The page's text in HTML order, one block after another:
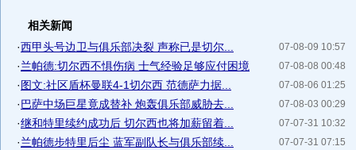
相关新闻
07-08-09 10:57
·西甲头号边卫与俱乐部决裂 声称已是切尔...
07-08-08 00:48
·兰帕德:切尔西不惧伤病 士气经验足够应付困境
07-08-06 01:25
·图文:社区盾杯曼联4-1切尔西 范德萨力据...
07-08-03 00:29
·巴萨中场巨星竟成替补 炮轰俱乐部威胁去...
07-07-31 10:32
·继和特里续约成功后 切尔西也将加薪留着...
07-07-31 07:15
·兰帕德步特里后尘 蓝军副队长与俱乐部续...